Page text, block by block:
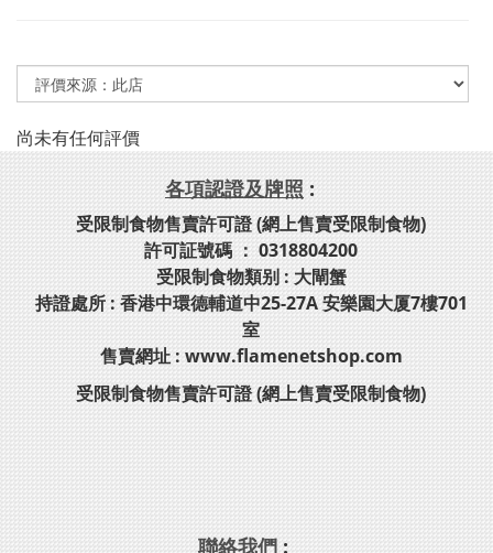
尚未有任何評價
各項認證及牌照 :
受限制食物售賣許可證 (網上售賣受限制食物)
許可証號碼 ： 0318804200
受限制食物類别 : 大閘蟹
持證處所 : 香港中環德輔道中25-27A 安樂園大厦7樓701
室
售賣網址 : www.flamenetshop.com
受限制食物售賣許可證 (網上售賣受限制食物)
聯絡我們: